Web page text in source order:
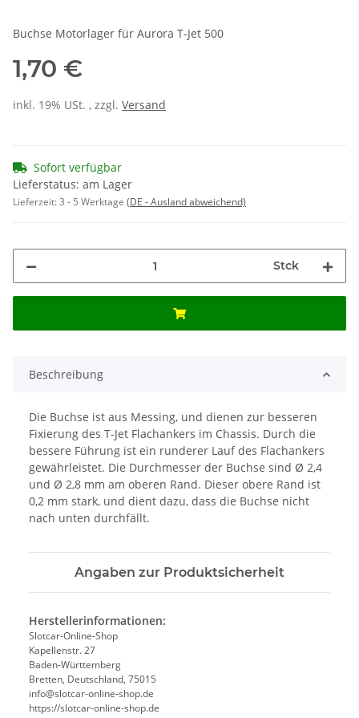
Buchse Motorlager für Aurora T-Jet 500
1,70 €
inkl. 19% USt. , zzgl. Versand
Sofort verfügbar
Lieferstatus: am Lager
Lieferzeit:3 - 5 Werktage (DE - Ausland abweichend)
Stck
Beschreibung
Die Buchse ist aus Messing, und dienen zur besseren
Fixierung des T-Jet Flachankers im Chassis. Durch die
bessere Führung ist ein runderer Lauf des Flachankers
gewährleistet. Die Durchmesser der Buchse sind Ø 2,4
und Ø 2,8 mm am oberen Rand. Dieser obere Rand ist
0,2 mm stark, und dient dazu, dass die Buchse nicht
nach unten durchfällt.
Angaben zur Produktsicherheit
Herstellerinformationen:
Slotcar-Online-Shop
Kapellenstr. 27
Baden-Württemberg
Bretten, Deutschland, 75015
info@slotcar-online-shop.de
https://slotcar-online-shop.de